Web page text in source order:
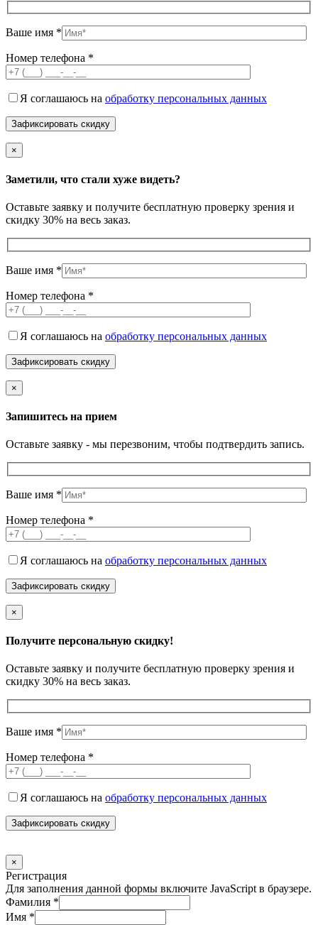
Ваше имя *
Номер телефона *
Я соглашаюсь на обработку персональных данных
×
Заметили, что стали хуже видеть?
Оставьте заявку и получите бесплатную проверку зрения и
скидку 30% на весь заказ.
Ваше имя *
Номер телефона *
Я соглашаюсь на обработку персональных данных
×
Запишитесь на прием
Оставьте заявку - мы перезвоним, чтобы подтвердить запись.
Ваше имя *
Номер телефона *
Я соглашаюсь на обработку персональных данных
×
Получите персональную скидку!
Оставьте заявку и получите бесплатную проверку зрения и
скидку 30% на весь заказ.
Ваше имя *
Номер телефона *
Я соглашаюсь на обработку персональных данных
×
Регистрация
Для заполнения данной формы включите JavaScript в браузере.
Фамилия *
Имя *